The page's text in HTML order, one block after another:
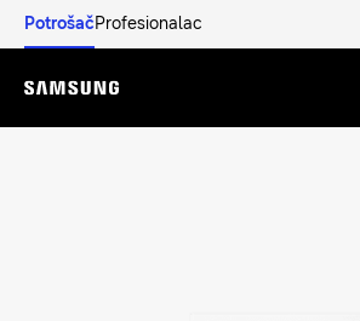
PotrošačProfesionalac
Menu